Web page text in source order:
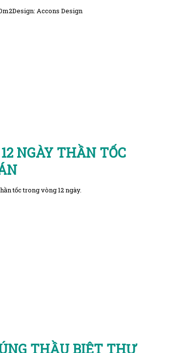
Accons Design
NGÀY THẦN TỐC
tốc trong vòng 12 ngày.
THẦU BIỆT THỰ